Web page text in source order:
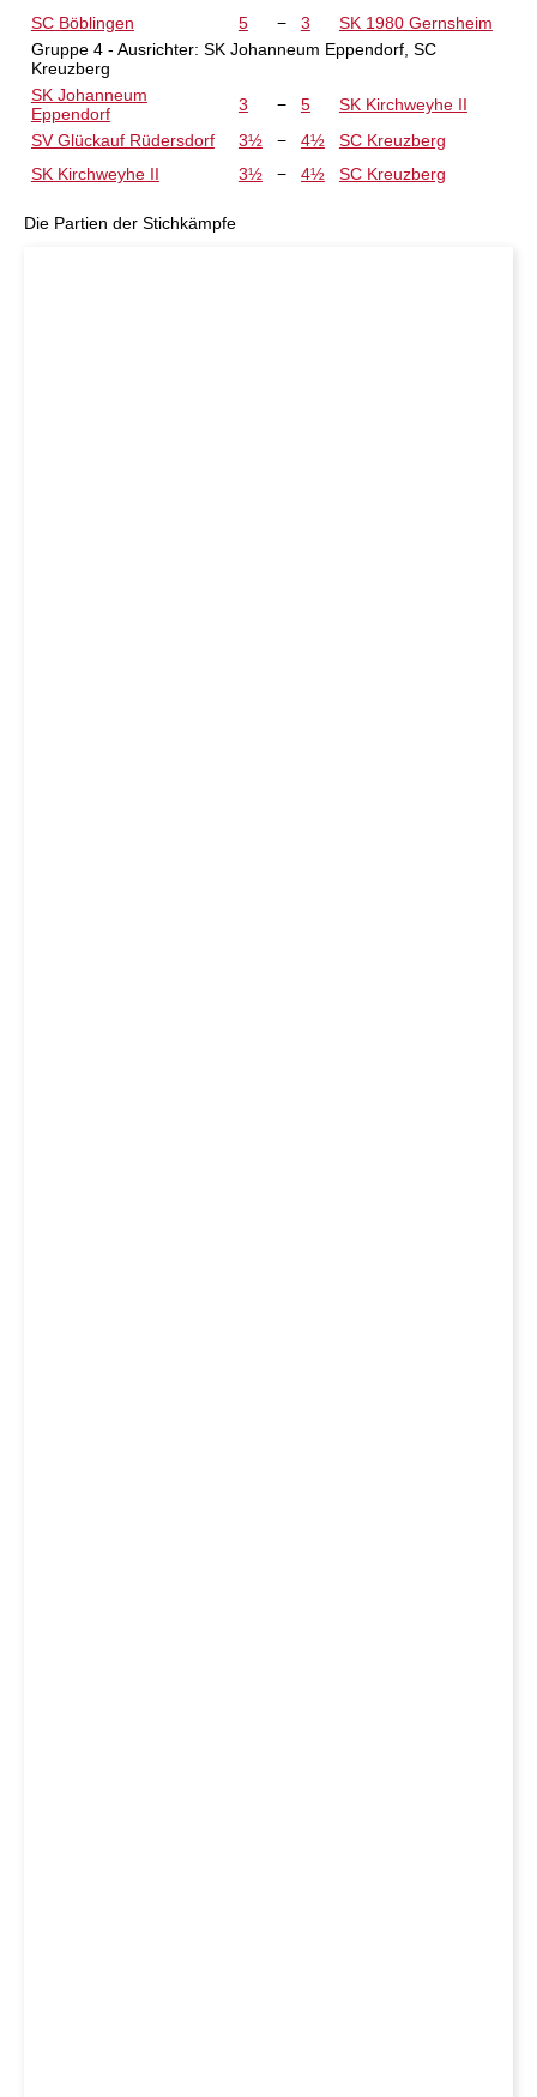
SC Böblingen
5 − 3
SK 1980 Gernsheim
Gruppe 4- Ausrichter: SK Johanneum Eppendorf, SC
Kreuzberg
SK Johanneum
Eppendorf
3 − 5
SK Kirchweyhe II
SV Glückauf Rüdersdorf
3½ − 4½
SC Kreuzberg
SK Kirchweyhe II
3½ − 4½ SC Kreuzberg
Die Partien der Stichkämpfe